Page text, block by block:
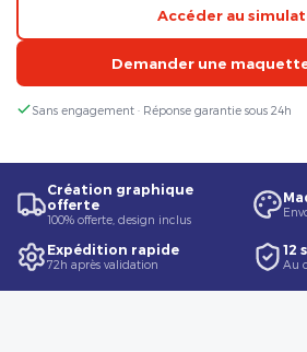
Accéder au
Demander une
Sans engagement · Réponse garantie sous 24h
Création graphique
offerte
100% offerte, design inclus
Expédition rapide
72h après validation
12
Au